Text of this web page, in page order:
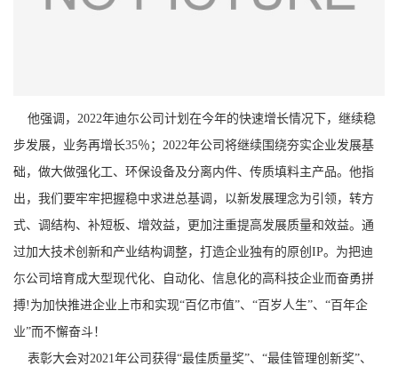
他强调，2022年迪尓公司计划在今年的快速增长情况下，继续稳
步发展，业务再增长35％；2022年公司将继续围绕夯实企业发展基
础，做大做强化工、环保设备及分离内件、传质填料主产品。他指
出，我们要牢牢把握稳中求进总基调，以新发展理念为引领，转方
式、调结构、补短板、增效益，更加注重提高发展质量和效益。通
过加大技术创新和产业结构调整，打造企业独有的原创IP。为把迪
尓公司培育成大型现代化、自动化、信息化的高科技企业而奋勇拼
搏!为加快推进企业上市和实现“百亿市值”、“百岁人生”、“百年企
业”而不懈奋斗！
表彰大会对2021年公司获得“最佳质量奖”、“最佳管理创新奖”、